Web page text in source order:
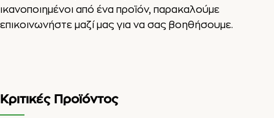
ικανοποιημένοι από ένα προϊόν, παρακαλούμε
επικοινωνήστε μαζί μας για να σας βοηθήσουμε.
Κριτικές Προϊόντος